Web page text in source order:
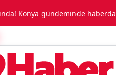
Konya gündeminde